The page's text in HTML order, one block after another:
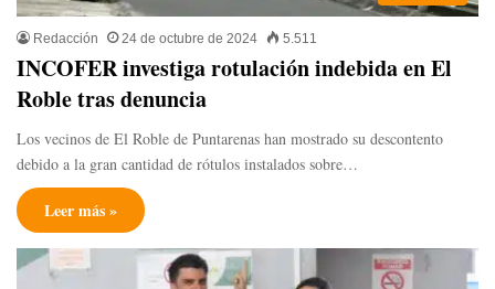
Redacción 24 de octubre de 2024 5.511
INCOFER investiga rotulación indebida en El
Roble tras denuncia
Los vecinos de El Roble de Puntarenas han mostrado su descontento
debido a la gran cantidad de rótulos instalados sobre…
Leer más »